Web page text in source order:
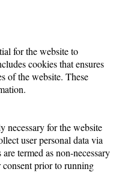
for the website to
cookies that ensures
of the website. These
necessary for the website
user personal data via
termed as non-necessary
prior to running